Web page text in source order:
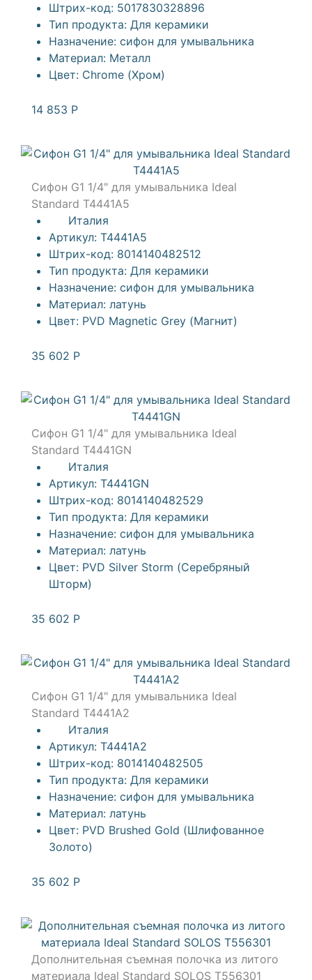
Штрих-код: 5017830328896
Тип продукта: Для керамики
Назначение: сифон для умывальника
Материал: Металл
Цвет: Chrome (Хром)
14 853 Р
Сифон G1 1/4" для умывальника Ideal
Standard T4441A5
Италия
Артикул: T4441A5
Штрих-код: 8014140482512
Тип продукта: Для керамики
Назначение: сифон для умывальника
Материал: латунь
Цвет: PVD Magnetic Grey (Магнит)
35 602 Р
Сифон G1 1/4" для умывальника Ideal
Standard T4441GN
Италия
Артикул: T4441GN
Штрих-код: 8014140482529
Тип продукта: Для керамики
Назначение: сифон для умывальника
Материал: латунь
Цвет: PVD Silver Storm (Серебряный
Шторм)
35 602 Р
Сифон G1 1/4" для умывальника Ideal
Standard T4441A2
Италия
Артикул: T4441A2
Штрих-код: 8014140482505
Тип продукта: Для керамики
Назначение: сифон для умывальника
Материал: латунь
Цвет: PVD Brushed Gold (Шлифованное
Золото)
35 602 Р
Дополнительная съемная полочка из литого
материала Ideal Standard SOLOS T556301